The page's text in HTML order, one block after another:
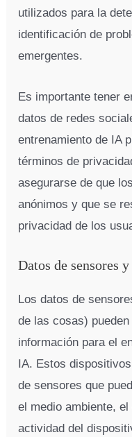
utilizados para la
identificación de
emergentes.
Es importante tener
datos de redes
entrenamiento de IA
términos de
asegurarse de que
anónimos y que se
privacidad de los
Datos de sensores
Los datos de
de las cosas)
información para el
IA. Estos
de sensores que
el medio ambiente,
actividad del